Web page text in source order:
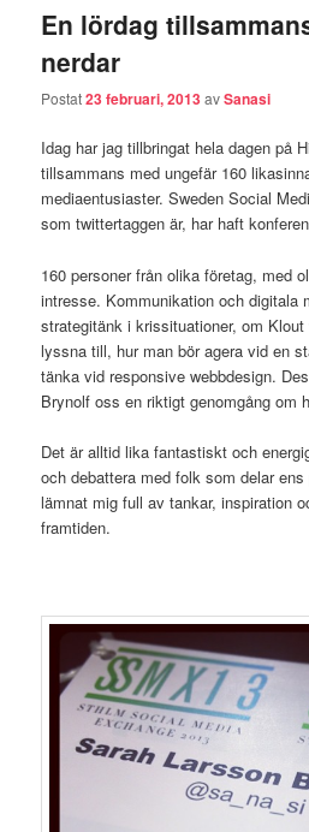
En lördag
nerdar
Postat23 februari, 2013avSanasi
Idag har jag tillbringat hela dagen på
tillsammans med ungefär 160
mediaentusiaster. Sweden Social
som twittertaggen är, har haft
160 personer från olika företag, med
intresse. Kommunikation och digitala
strategitänk i krissituationer, om
lyssna till, hur man bör agera vid en
tänka vid responsive webbdesign.
Brynolf oss en riktigt genomgång om
Det är alltid lika fantastiskt och
och debattera med folk som delar
lämnat mig full av tankar, inspiration
framtiden.